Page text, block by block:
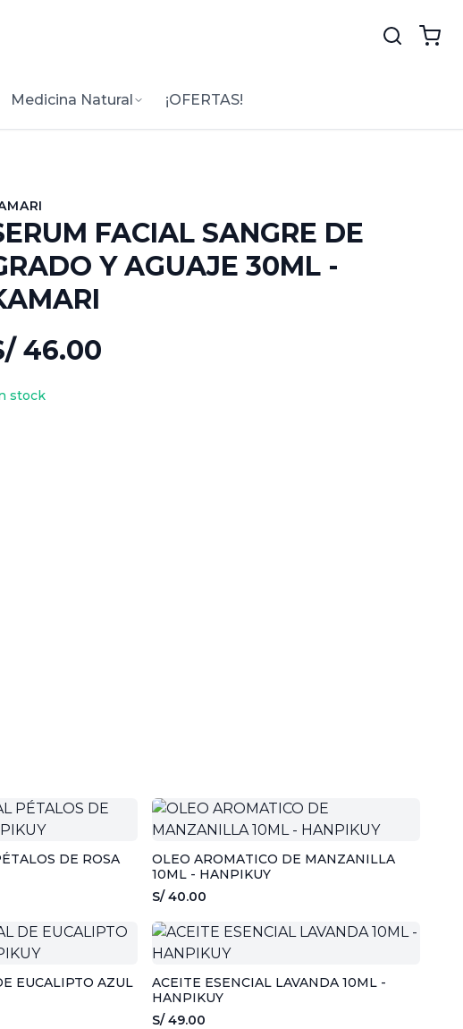
Medicina Natural ¡OFERTAS!
FACIAL SANGRE DE
Y AGUAJE 30ML -
46.00
stock
DE ROSA
OLEO AROMATICO DE MANZANILLA
10ML - HANPIKUY
S/ 40.00
EUCALIPTO AZUL
ACEITE ESENCIAL LAVANDA 10ML -
HANPIKUY
S/ 49.00